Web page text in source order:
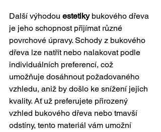
Další výhodou estetiky bukového dřeva
je jeho schopnost přijímat různé
povrchové úpravy. Schody z bukového
dřeva lze natřít nebo nalakovat podle
individuálních preferencí, což
umožňuje dosáhnout požadovaného
vzhledu, aniž by došlo ke snížení jejich
kvality. Ať už preferujete přirozený
vzhled bukového dřeva nebo tmavší
odstíny, tento materiál vám umožní